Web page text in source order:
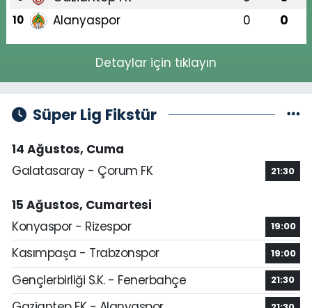
10 Alanyaspor 0 0
Detaylar için tıklayın
Süper Lig Fikstür
14 Ağustos, Cuma
Galatasaray - Çorum FK
21:30
15 Ağustos, Cumartesi
Konyaspor - Rizespor
19:00
Kasımpaşa - Trabzonspor 19:00
Gençlerbirliği S.K. - Fenerbahçe 21:30